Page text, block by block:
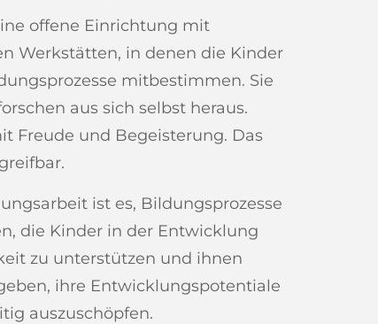
offene Einrichtung mit
Werkstätten, in denen die Kinder
mitbestimmen. Sie
aus sich selbst heraus.
Freude und Begeisterung. Das
ist es, Bildungsprozesse
die Kinder in der Entwicklung
zu unterstützen und ihnen
ihre Entwicklungspotentiale
auszuschöpfen.